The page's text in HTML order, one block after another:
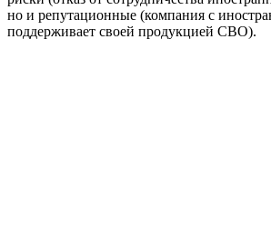
но и репутационные (компания с
поддерживает своей продукцией СВО).